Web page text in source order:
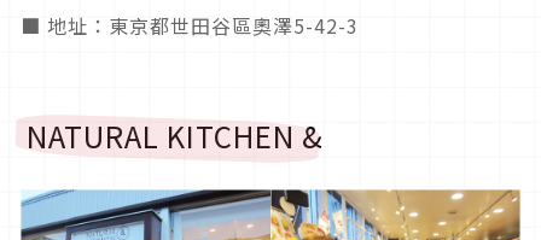
■ 地址：東京都世田谷區奧澤5-42-3
NATURAL KITCHEN &